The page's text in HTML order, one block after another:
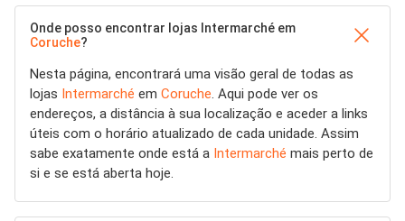
Onde posso encontrar lojas Intermarché em
Coruche?
Nesta página, encontrará uma visão geral de todas as
lojas Intermarché em Coruche. Aqui pode ver os
endereços, a distância à sua localização e aceder a links
úteis com o horário atualizado de cada unidade. Assim
sabe exatamente onde está a Intermarché mais perto de
si e se está aberta hoje.